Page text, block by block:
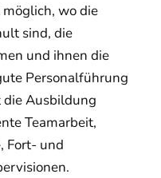
wo die
sind, die
und ihnen die
Personalführung
Ausbildung
Teamarbeit,
Fort- und